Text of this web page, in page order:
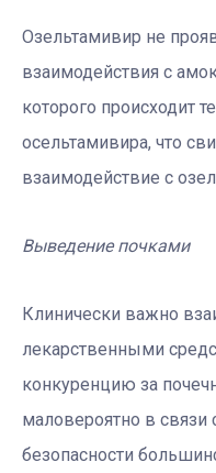
Озельтамивир не
взаимодействия с
которого происходит
осельтамивира, что
взаимодействие с
Выведение почками
Клинически важно
лекарственными
конкуренцию за
маловероятно в
безопасности